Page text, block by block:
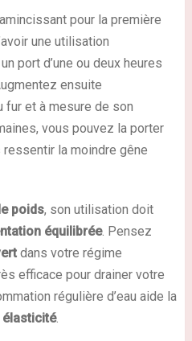
pour la première
une utilisation
port d’une ou deux heures
ensuite
fur et à mesure de son
vous pouvez la porter
la moindre gêne
poids, son utilisation doit
équilibrée. Pensez
dans votre régime
efficace pour drainer votre
régulière d’eau aide la
élasticité.